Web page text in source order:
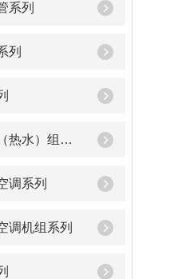
系列
列
防爆冷水机（热水）组系列
调系列
调机组系列